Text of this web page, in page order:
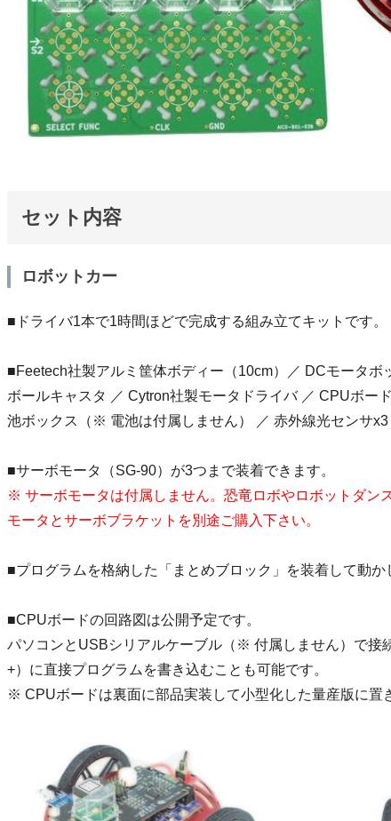
セット内容
ロボットカー
■ドライバ1本で1時間ほどで完成する組み立てキットです。
■Feetech社製アルミ筐体ボディー（10cm）／ DCモータボ
ボールキャスタ ／ Cytron社製モータドライバ ／ CPUボー
池ボックス（※ 電池は付属しません） ／ 赤外線光センサx3
■サーボモータ（SG-90）が3つまで装着できます。
※ サーボモータは付属しません。恐竜ロボやロボットダン
モータとサーボブラケットを別途ご購入下さい。
■プログラムを格納した「まとめブロック」を装着して動か
■CPUボードの回路図は公開予定です。
パソコンとUSBシリアルケーブル（※ 付属しません）で接
+）に直接プログラムを書き込むことも可能です。
※ CPUボードは裏面に部品実装して小型化した量産版に置